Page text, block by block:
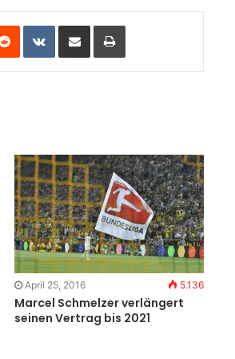
Reddit VKontakte
April 25, 2016 5.136
Marcel Schmelzer verlängert
seinen Vertrag bis 2021